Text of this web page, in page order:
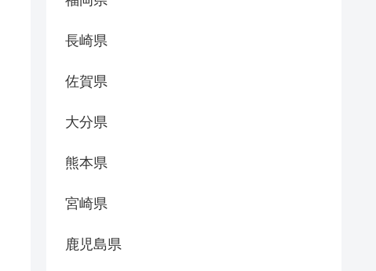
長崎県
佐賀県
大分県
熊本県
宮崎県
鹿児島県